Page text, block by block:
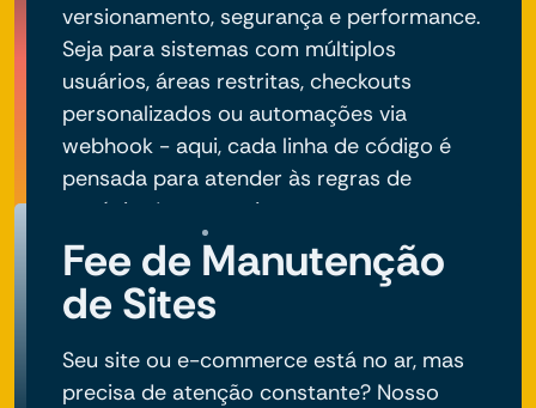
versionamento, segurança e performance.
Seja para sistemas com múltiplos
usuários, áreas restritas, checkouts
personalizados ou automações via
webhook - aqui, cada linha de código é
pensada para atender às regras de
negócio do seu projeto.
Fee de Manutenção
de Sites
Seu site ou e-commerce está no ar, mas
precisa de atenção constante? Nosso